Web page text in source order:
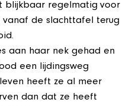
blijkbaar regelmatig voor
de slachttafel terug
aan haar nek gehad en
een lijdingsweg
heeft ze al meer
dan dat ze heeft